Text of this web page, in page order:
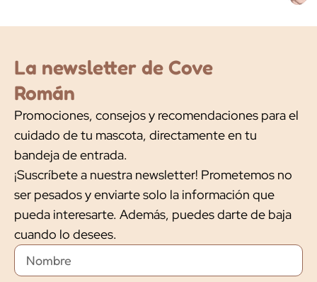
La newsletter de Cove
Román
Promociones, consejos y recomendaciones para el
cuidado de tu mascota, directamente en tu
bandeja de entrada.
¡Suscríbete a nuestra newsletter! Prometemos no
ser pesados y enviarte solo la información que
pueda interesarte. Además, puedes darte de baja
cuando lo desees.